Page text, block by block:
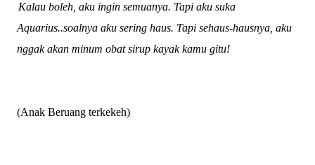
Kalau boleh, aku ingin semuanya. Tapi aku suka
Aquarius..soalnya aku sering haus. Tapi sehaus-hausnya, aku
nggak akan minum obat sirup kayak kamu gitu!
(Anak Beruang terkekeh)